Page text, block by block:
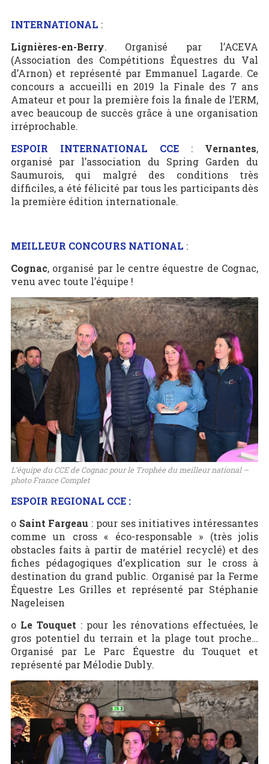
INTERNATIONAL :
Lignières-en-Berry. Organisé par l’ACEVA
(Association des Compétitions Équestres du Val
d’Arnon) et représenté par Emmanuel Lagarde. Ce
concours a accueilli en 2019 la Finale des 7 ans
Amateur et pour la première fois la finale de l’ERM,
avec beaucoup de succès grâce à une organisation
irréprochable.
ESPOIR INTERNATIONAL CCE : Vernantes,
organisé par l’association du Spring Garden du
Saumurois, qui malgré des conditions très
difficiles, a été félicité par tous les participants dès
la première édition internationale.
MEILLEUR CONCOURS NATIONAL :
Cognac, organisé par le centre équestre de Cognac,
venu avec toute l’équipe !
L’équipe du CCE de Cognac pour le Trophée du meilleur national –
photo France Complet
ESPOIR REGIONAL CCE :
o Saint Fargeau : pour ses initiatives intéressantes
comme un cross « éco-responsable » (très jolis
obstacles faits à partir de matériel recyclé) et des
fiches pédagogiques d’explication sur le cross à
destination du grand public. Organisé par la Ferme
Équestre Les Grilles et représenté par Stéphanie
Nageleisen
o Le Touquet : pour les rénovations effectuées, le
gros potentiel du terrain et la plage tout proche…
Organisé par Le Parc Équestre du Touquet et
représenté par Mélodie Dubly.